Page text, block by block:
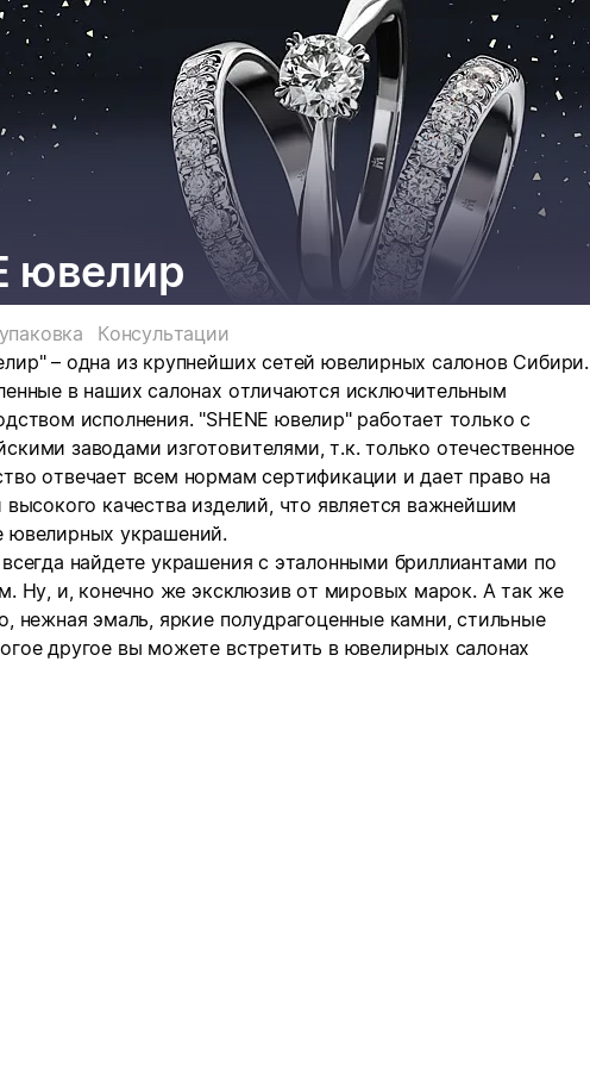
ювелир
Консультации
– одна из крупнейших сетей ювелирных салонов Сибири.
в наших салонах отличаются исключительным
исполнения. "SHENE ювелир" работает только с
заводами изготовителями, т.к. только отечественное
отвечает всем нормам сертификации и дает право на
высокого качества изделий, что является важнейшим
ювелирных украшений.
найдете украшения с эталонными бриллиантами по
Ну, и, конечно же эксклюзив от мировых марок. А так же
нежная эмаль, яркие полудрагоценные камни, стильные
другое вы можете встретить в ювелирных салонах